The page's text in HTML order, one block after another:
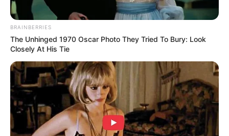
BRAINBERRIES
The Unhinged 1970 Oscar Photo They Tried To Bury: Look
Closely At His Tie